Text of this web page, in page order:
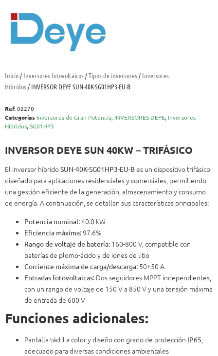
Inicio/ Inversores fotovoltaicos/Tipos de inversores/ Inversores
Híbridos/ INVERSOR DEYE SUN-40K-SG01HP3-EU-B
Ref.02270
Categorías Inversores de Gran Potencia, INVERSORES DEYE, Inversores
Híbridos,SG01HP3
INVERSOR DEYE SUN 40KW – TRIFÁSICO
El inversor híbridoSUN-40K-SG01HP3-EU-Bes un dispositivo trifásico
diseñado para aplicaciones residenciales y comerciales, permitiendo
una gestión eficiente de la generación, almacenamiento y consumo
de energía. A continuación, se detallan sus características principales:
Potencia nominal:40.0 kW
Eficiencia máxima: 97.6%
Rango de voltaje de batería: 160-800 V, compatible con
baterías de plomo-ácido y de iones de litio
Corriente máxima de carga/descarga: 50+50 A
Entradas fotovoltaicas: Dos seguidores MPPT independientes,
con un rango de voltaje de 150 V a 850 V y una tensión máxima
de entrada de 600 V
Funciones adicionales:
Pantalla táctil a color y diseño con grado de protección IP65
adecuado para diversas condiciones ambientales